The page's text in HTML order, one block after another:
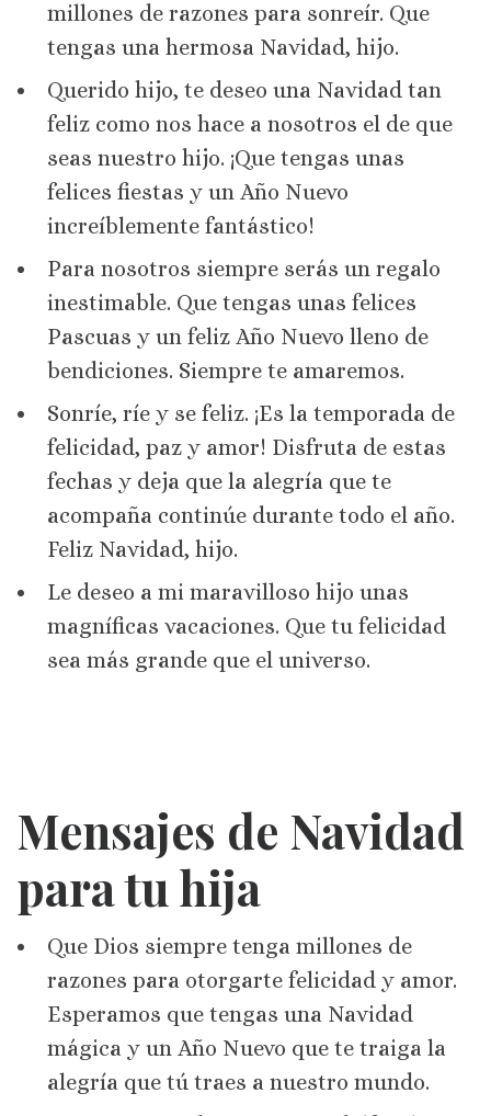
millones de razones para sonreír. Que
tengas una hermosa Navidad, hijo.
Querido hijo, te deseo una Navidad tan
feliz como nos hace a nosotros el de que
seas nuestro hijo. ¡Que tengas unas
felices fiestas y un Año Nuevo
increíblemente fantástico!
Para nosotros siempre serás un regalo
inestimable. Que tengas unas felices
Pascuas y un feliz Año Nuevo lleno de
bendiciones. Siempre te amaremos.
Sonríe, ríe y se feliz. ¡Es la temporada de
felicidad, paz y amor! Disfruta de estas
fechas y deja que la alegría que te
acompaña continúe durante todo el año.
Feliz Navidad, hijo.
Le deseo a mi maravilloso hijo unas
magníficas vacaciones. Que tu felicidad
sea más grande que el universo.
Mensajes de Navidad
para tu hija
Que Dios siempre tenga millones de
razones para otorgarte felicidad y amor.
Esperamos que tengas una Navidad
mágica y un Año Nuevo que te traiga la
alegría que tú traes a nuestro mundo.